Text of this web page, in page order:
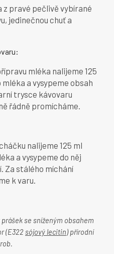
z pravé pečlivě vybírané
jedinečnou chuť a
mléka nalijeme 125
a vysypeme obsah
trysce kávovaru
řádně promícháme.
nalijeme 125 ml
a vysypeme do něj
Za stálého míchání
k varu.
se sníženým obsahem
(E322sójový lecitin) přírodní